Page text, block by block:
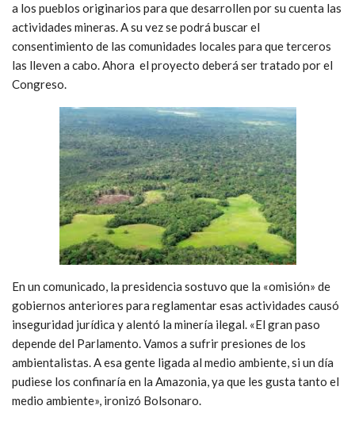
a los pueblos originarios para que desarrollen por su cuenta las
actividades mineras. A su vez se podrá buscar el
consentimiento de las comunidades locales para que terceros
las lleven a cabo. Ahora el proyecto deberá ser tratado por el
Congreso.
En un comunicado, la presidencia sostuvo que la «omisión» de
gobiernos anteriores para reglamentar esas actividades causó
inseguridad jurídica y alentó la minería ilegal. «El gran paso
depende del Parlamento. Vamos a sufrir presiones de los
ambientalistas. A esa gente ligada al medio ambiente, si un día
pudiese los confinaría en la Amazonia, ya que les gusta tanto el
medio ambiente», ironizó Bolsonaro.